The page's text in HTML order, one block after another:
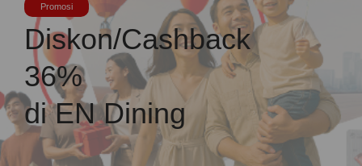
Promosi
Diskon/Cashback
36%
di EN Dining